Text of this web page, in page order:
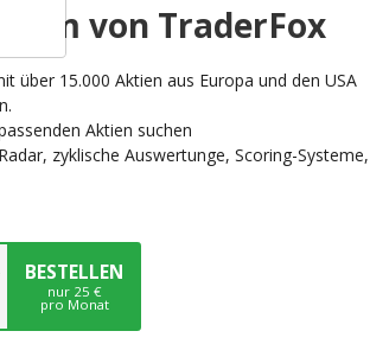
von TraderFox
über 15.000 Aktien aus Europa und den USA
Aktien suchen
zyklische Auswertunge, Scoring-Systeme,
BESTELLEN
nur 25 €
pro Monat